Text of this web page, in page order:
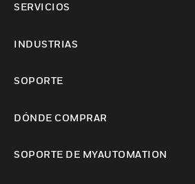
SERVICIOS
INDUSTRIAS
SOPORTE
DÓNDE COMPRAR
SOPORTE DE MYAUTOMATION